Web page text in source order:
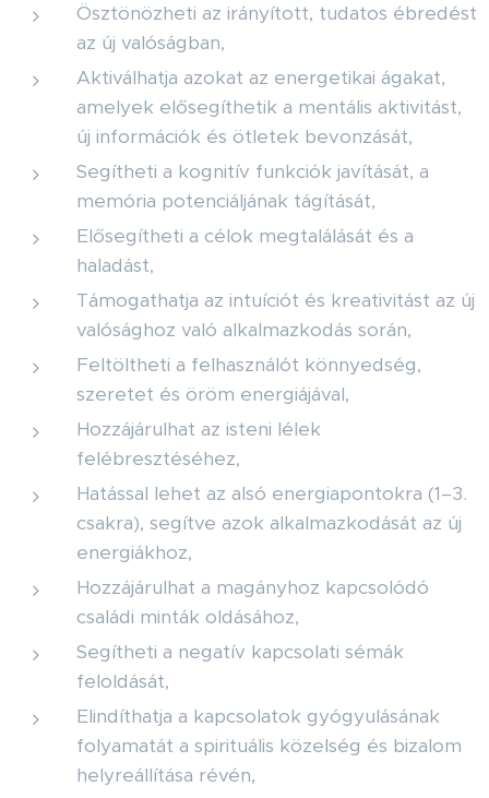
Ösztönözheti az irányított, tudatos ébredést
az új valóságban,
Aktiválhatja azokat az energetikai ágakat,
amelyek elősegíthetik a mentális aktivitást,
új információk és ötletek bevonzását,
Segítheti a kognitív funkciók javítását, a
memória potenciáljának tágítását,
Elősegítheti a célok megtalálását és a
haladást,
Támogathatja az intuíciót és kreativitást az új
valósághoz való alkalmazkodás során,
Feltöltheti a felhasználót könnyedség,
szeretet és öröm energiájával,
Hozzájárulhat az isteni lélek
felébresztéséhez,
Hatással lehet az alsó energiapontokra (1–3.
csakra), segítve azok alkalmazkodását az új
energiákhoz,
Hozzájárulhat a magányhoz kapcsolódó
családi minták oldásához,
Segítheti a negatív kapcsolati sémák
feloldását,
Elindíthatja a kapcsolatok gyógyulásának
folyamatát a spirituális közelség és bizalom
helyreállítása révén,